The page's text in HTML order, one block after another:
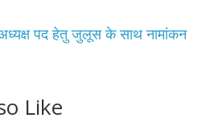
पद हेतु जुलूस के साथ नामांकन
Like